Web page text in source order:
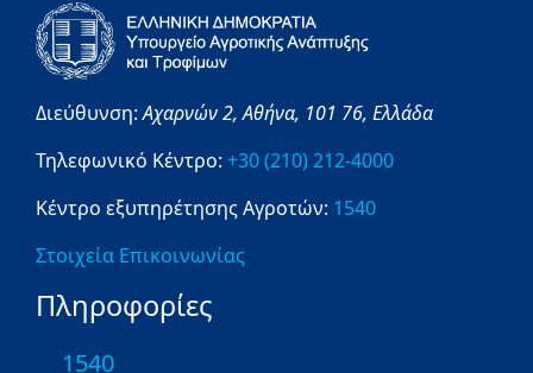
Διεύθυνση:Αχαρνών 2,Αθήνα, 101 76, Ελλάδα
Τηλεφωνικό Κέντρο: +30 (210) 212-4000
Κέντρο εξυπηρέτησης Αγροτών: 1540
Στοιχεία Επικοινωνίας
Πληροφορίες
1540